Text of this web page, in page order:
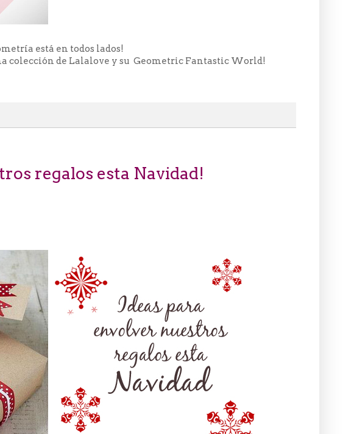
está en todos lados!
colección de Lalalove y su Geometric Fantastic World!
regalos esta Navidad!